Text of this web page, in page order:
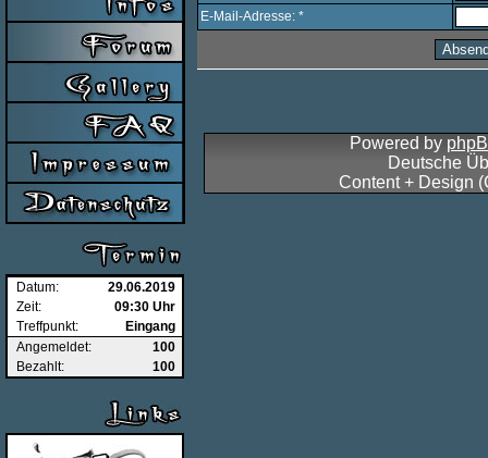
Datum:
29.06.2019
Zeit:
09:30 Uhr
Treffpunkt:
Eingang
Angemeldet:
100
Bezahlt:
100
E-Mail-Adresse: *
Powered by
Deutsche
Content + Design